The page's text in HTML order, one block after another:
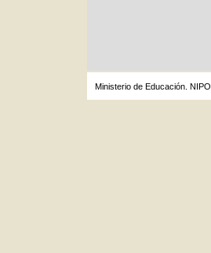
Ministerio de Educación.